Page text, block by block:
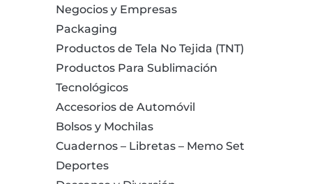
Negocios y Empresas
Packaging
Productos de Tela No Tejida (TNT)
Productos Para Sublimación
Tecnológicos
Accesorios de Automóvil
Bolsos y Mochilas
Cuadernos – Libretas – Memo Set
Deportes